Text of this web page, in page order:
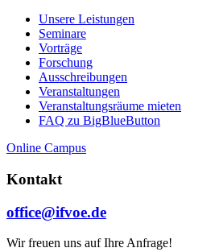
Unsere Leistungen
Seminare
Vorträge
Forschung
Ausschreibungen
Veranstaltungen
Veranstaltungs­räume mieten
FAQ zu BigBlueButton
Online Campus
Kontakt
office@ifvoe.de
Wir freuen uns auf Ihre Anfrage!